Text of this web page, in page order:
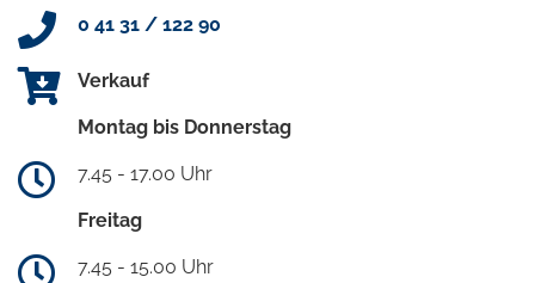
0 41 31 / 122 90
Verkauf
Montag bis Donnerstag
7.45 - 17.00 Uhr
Freitag
7.45 - 15.00 Uhr